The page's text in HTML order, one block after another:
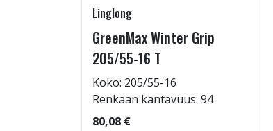
Linglong
GreenMax Winter Grip
205/55-16 T
Koko: 205/55-16
Renkaan kantavuus: 94
80,08 €